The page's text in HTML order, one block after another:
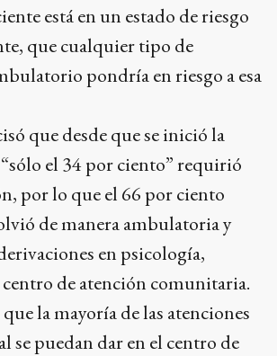
está en un estado de riesgo
que cualquier tipo de
pondría en riesgo a esa
que desde que se inició la
el 34 por ciento” requirió
por lo que el 66 por ciento
de manera ambulatoria y
en psicología,
de atención comunitaria.
la mayoría de las atenciones
se puedan dar en el centro de